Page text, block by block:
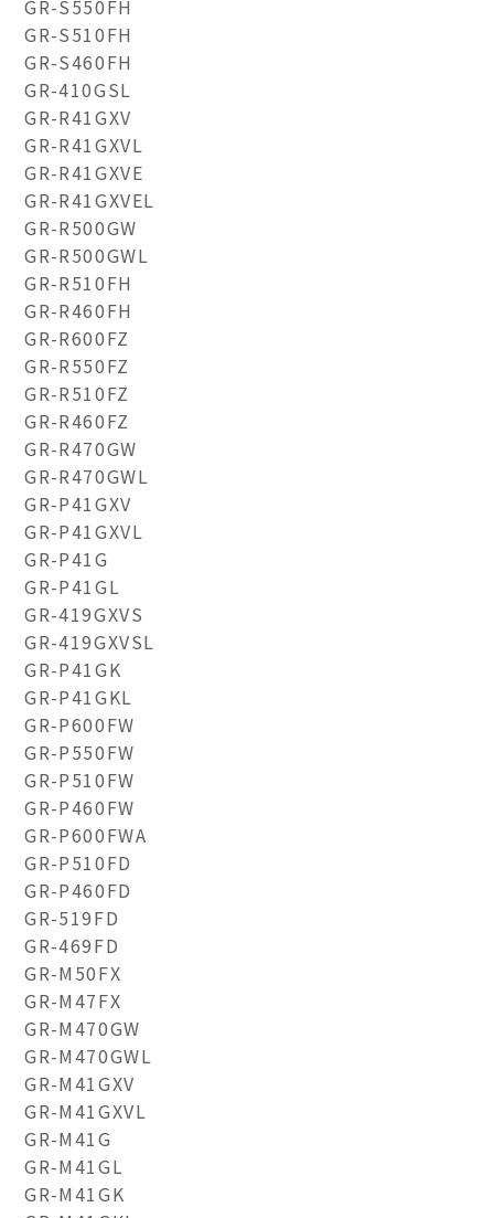
GR-S550FH
GR-S510FH
GR-S460FH
GR-410GSL
GR-R41GXV
GR-R41GXVL
GR-R41GXVE
GR-R41GXVEL
GR-R500GW
GR-R500GWL
GR-R510FH
GR-R460FH
GR-R600FZ
GR-R550FZ
GR-R510FZ
GR-R460FZ
GR-R470GW
GR-R470GWL
GR-P41GXV
GR-P41GXVL
GR-P41G
GR-P41GL
GR-419GXVS
GR-419GXVSL
GR-P41GK
GR-P41GKL
GR-P600FW
GR-P550FW
GR-P510FW
GR-P460FW
GR-P600FWA
GR-P510FD
GR-P460FD
GR-519FD
GR-469FD
GR-M50FX
GR-M47FX
GR-M470GW
GR-M470GWL
GR-M41GXV
GR-M41GXVL
GR-M41G
GR-M41GL
GR-M41GK